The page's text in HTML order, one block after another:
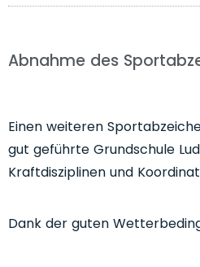
Abnahme des
Einen weiteren
gut geführte Grundschule
Kraftdisziplinen und
Dank der guten